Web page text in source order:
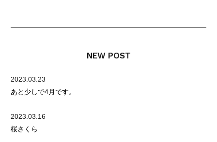
NEW POST
2023.03.23
あと少しで4月です。
2023.03.16
桜さくら